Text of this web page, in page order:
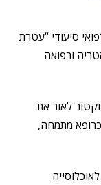
סיעודי “עטרת
ורפואה
בשנת 2012, ביצע דוקטור לאור את
מתמחה,